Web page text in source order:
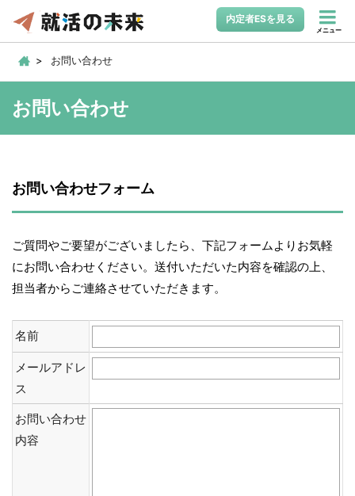
内定者ESを見る
メニュー
お問い合わせ
お問い合わせ
お問い合わせフォーム
ご質問やご要望がございましたら、下記フォームよりお気軽
にお問い合わせください。送付いただいた内容を確認の上、
担当者からご連絡させていただきます。
名前
メールアドレ
ス
お問い合わせ
内容